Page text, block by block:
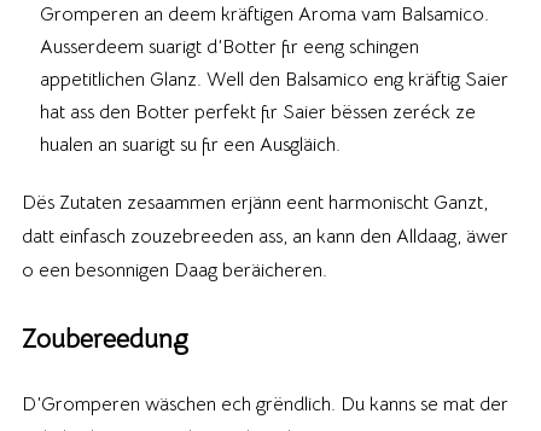
Gromperen an deem kräftigen Aroma vam Balsamico.
Ausserdeem suarigt d’Botter fir eeng schingen
appetitlichen Glanz. Well den Balsamico eng kräftig Saier
hat ass den Botter perfekt fir Saier bëssen zeréck ze
hualen an suarigt su fir een Ausgläich.
Dës Zutaten zesaammen erjänn eent harmonischt Ganzt,
datt einfasch zouzebreeden ass, an kann den Alldaag, äwer
o een besonnigen Daag beräicheren.
Zoubereedung
D’Gromperen wäschen ech grëndlich. Du kanns se mat der